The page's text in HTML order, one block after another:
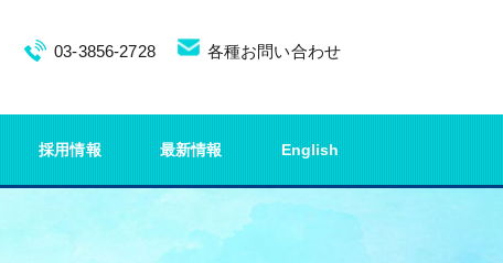
03-3856-2728 各種お問い合わせ
採用情報 最新情報 English